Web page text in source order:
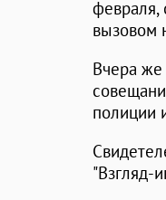
февраля,
вызовом
Вчера же
полиции
"Взгляд-